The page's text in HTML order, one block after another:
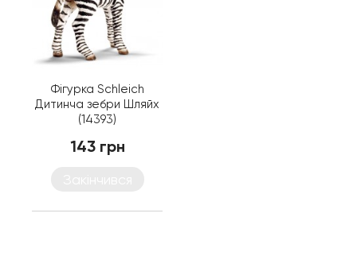
Фігурка Schleich
Дитинча зебри Шляйх
(14393)
143 грн